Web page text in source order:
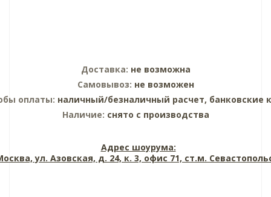
Доставка: не возможна
Самовывоз: не возможен
оплаты: наличный/безналичный расчет, банковские
Наличие: снято с производства
Адрес шоурума:
ул. Азовская, д. 24, к. 3, офис 71, ст.м.